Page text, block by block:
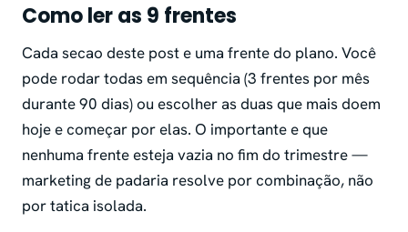
Como ler as 9 frentes
Cada secao deste post e uma frente do plano. Você
pode rodar todas em sequência (3 frentes por mês
durante 90 dias) ou escolher as duas que mais doem
hoje e começar por elas. O importante e que
nenhuma frente esteja vazia no fim do trimestre —
marketing de padaria resolve por combinação, não
por tatica isolada.